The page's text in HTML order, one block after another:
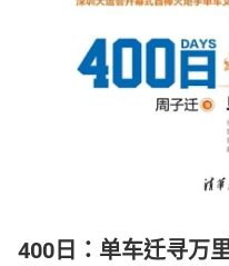
日本購物 電子/紙本書
HOT
400日：单车迁寻万